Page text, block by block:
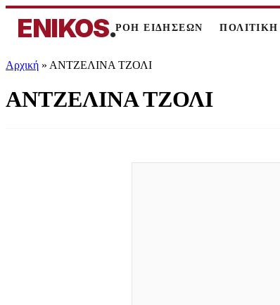
ENIKOS.ΡΟΗ ΕΙΔΗΣΕΩΝ ΠΟΛΙΤΙΚΗ
Αρχική » ΑΝΤΖΕΛΙΝΑ ΤΖΟΛΙ
ΑΝΤΖΕΛΙΝΑ ΤΖΟΛΙ